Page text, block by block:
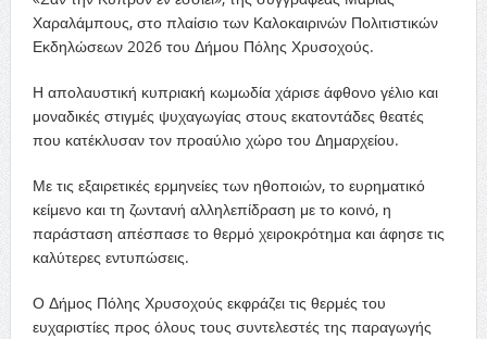
Χαραλάμπους, στο πλαίσιο των Καλοκαιρινών Πολιτιστικών
Εκδηλώσεων 2026 του Δήμου Πόλης Χρυσοχούς.
Η απολαυστική κυπριακή κωμωδία χάρισε άφθονο γέλιο και
μοναδικές στιγμές ψυχαγωγίας στους εκατοντάδες θεατές
που κατέκλυσαν τον προαύλιο χώρο του Δημαρχείου.
Με τις εξαιρετικές ερμηνείες των ηθοποιών, το ευρηματικό
κείμενο και τη ζωντανή αλληλεπίδραση με το κοινό, η
παράσταση απέσπασε το θερμό χειροκρότημα και άφησε τις
καλύτερες εντυπώσεις.
Ο Δήμος Πόλης Χρυσοχούς εκφράζει τις θερμές του
ευχαριστίες προς όλους τους συντελεστές της παραγωγής